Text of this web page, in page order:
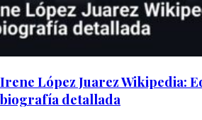
Irene López Juarez Wikipedia:
biografía detallada